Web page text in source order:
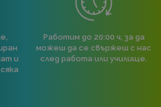
и
Работим до 20:00 ч, за да
можеш да се свържеш с нас
след работа или училище.